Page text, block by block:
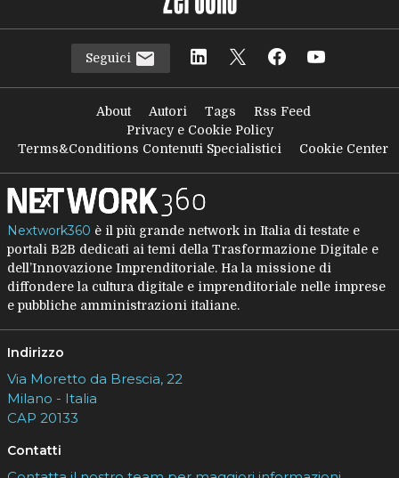
Seguici
About Autori Tags
Rss Feed
Privacy e Cookie Policy
Terms&Conditions Contenuti Specialistici
Cookie Center
Nextwork360 è il più grande network in Italia di testate e
portali B2B dedicati ai temi della Trasformazione Digitale e
dell’Innovazione Imprenditoriale. Ha la missione di
diffondere la cultura digitale e imprenditoriale nelle imprese
e pubbliche amministrazioni italiane.
Indirizzo
Via Moretto da Brescia, 22
Milano - Italia
CAP 20133
Contatti